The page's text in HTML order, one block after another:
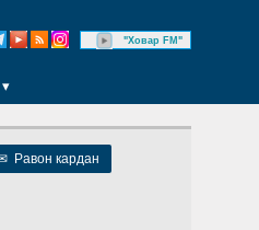
"Ховар FM"
Равон кардан